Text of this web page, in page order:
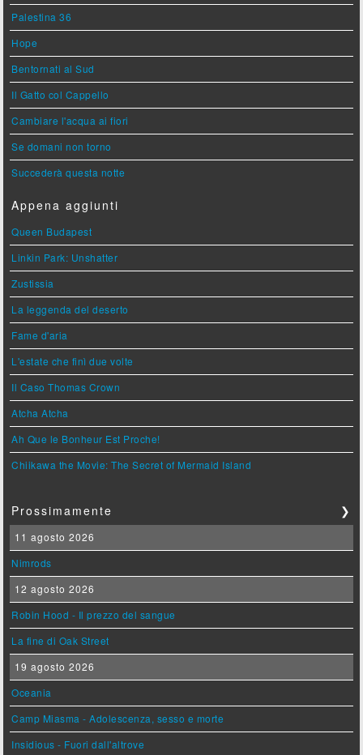
Palestina 36
Hope
Bentornati al Sud
Il Gatto col Cappello
Cambiare l'acqua ai fiori
Se domani non torno
Succederà questa notte
Appena aggiunti
Queen Budapest
Linkin Park: Unshatter
Zustissia
La leggenda del deserto
Fame d'aria
L'estate che finì due volte
Il Caso Thomas Crown
Atcha Atcha
Ah Que le Bonheur Est Proche!
Chiikawa the Movie: The Secret of Mermaid Island
Prossimamente ❯
11 agosto 2026
Nimrods
12 agosto 2026
Robin Hood - Il prezzo del sangue
La fine di Oak Street
19 agosto 2026
Oceania
Camp Miasma - Adolescenza, sesso e morte
Insidious - Fuori dall'altrove